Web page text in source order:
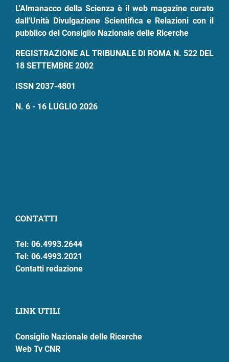
L'Almanacco della Scienza è il web magazine curato
dall'Unità Divulgazione Scientifica e Relazioni con il
pubblico del Consiglio Nazionale delle Ricerche
REGISTRAZIONE AL TRIBUNALE DI ROMA N. 522 DEL
18 SETTEMBRE 2002
ISSN 2037-4801
N. 6 - 16 LUGLIO 2026
CONTATTI
Tel: 06.4993.2644
Tel: 06.4993.2021
Contatti redazione
LINK UTILI
Consiglio Nazionale delle Ricerche
Web Tv CNR